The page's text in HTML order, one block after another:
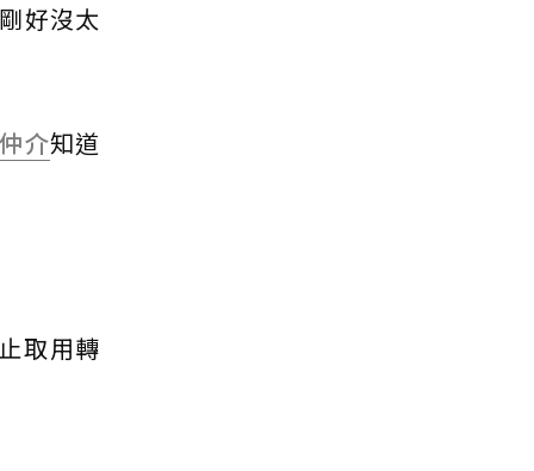
好沒太
仲介知道
取用轉